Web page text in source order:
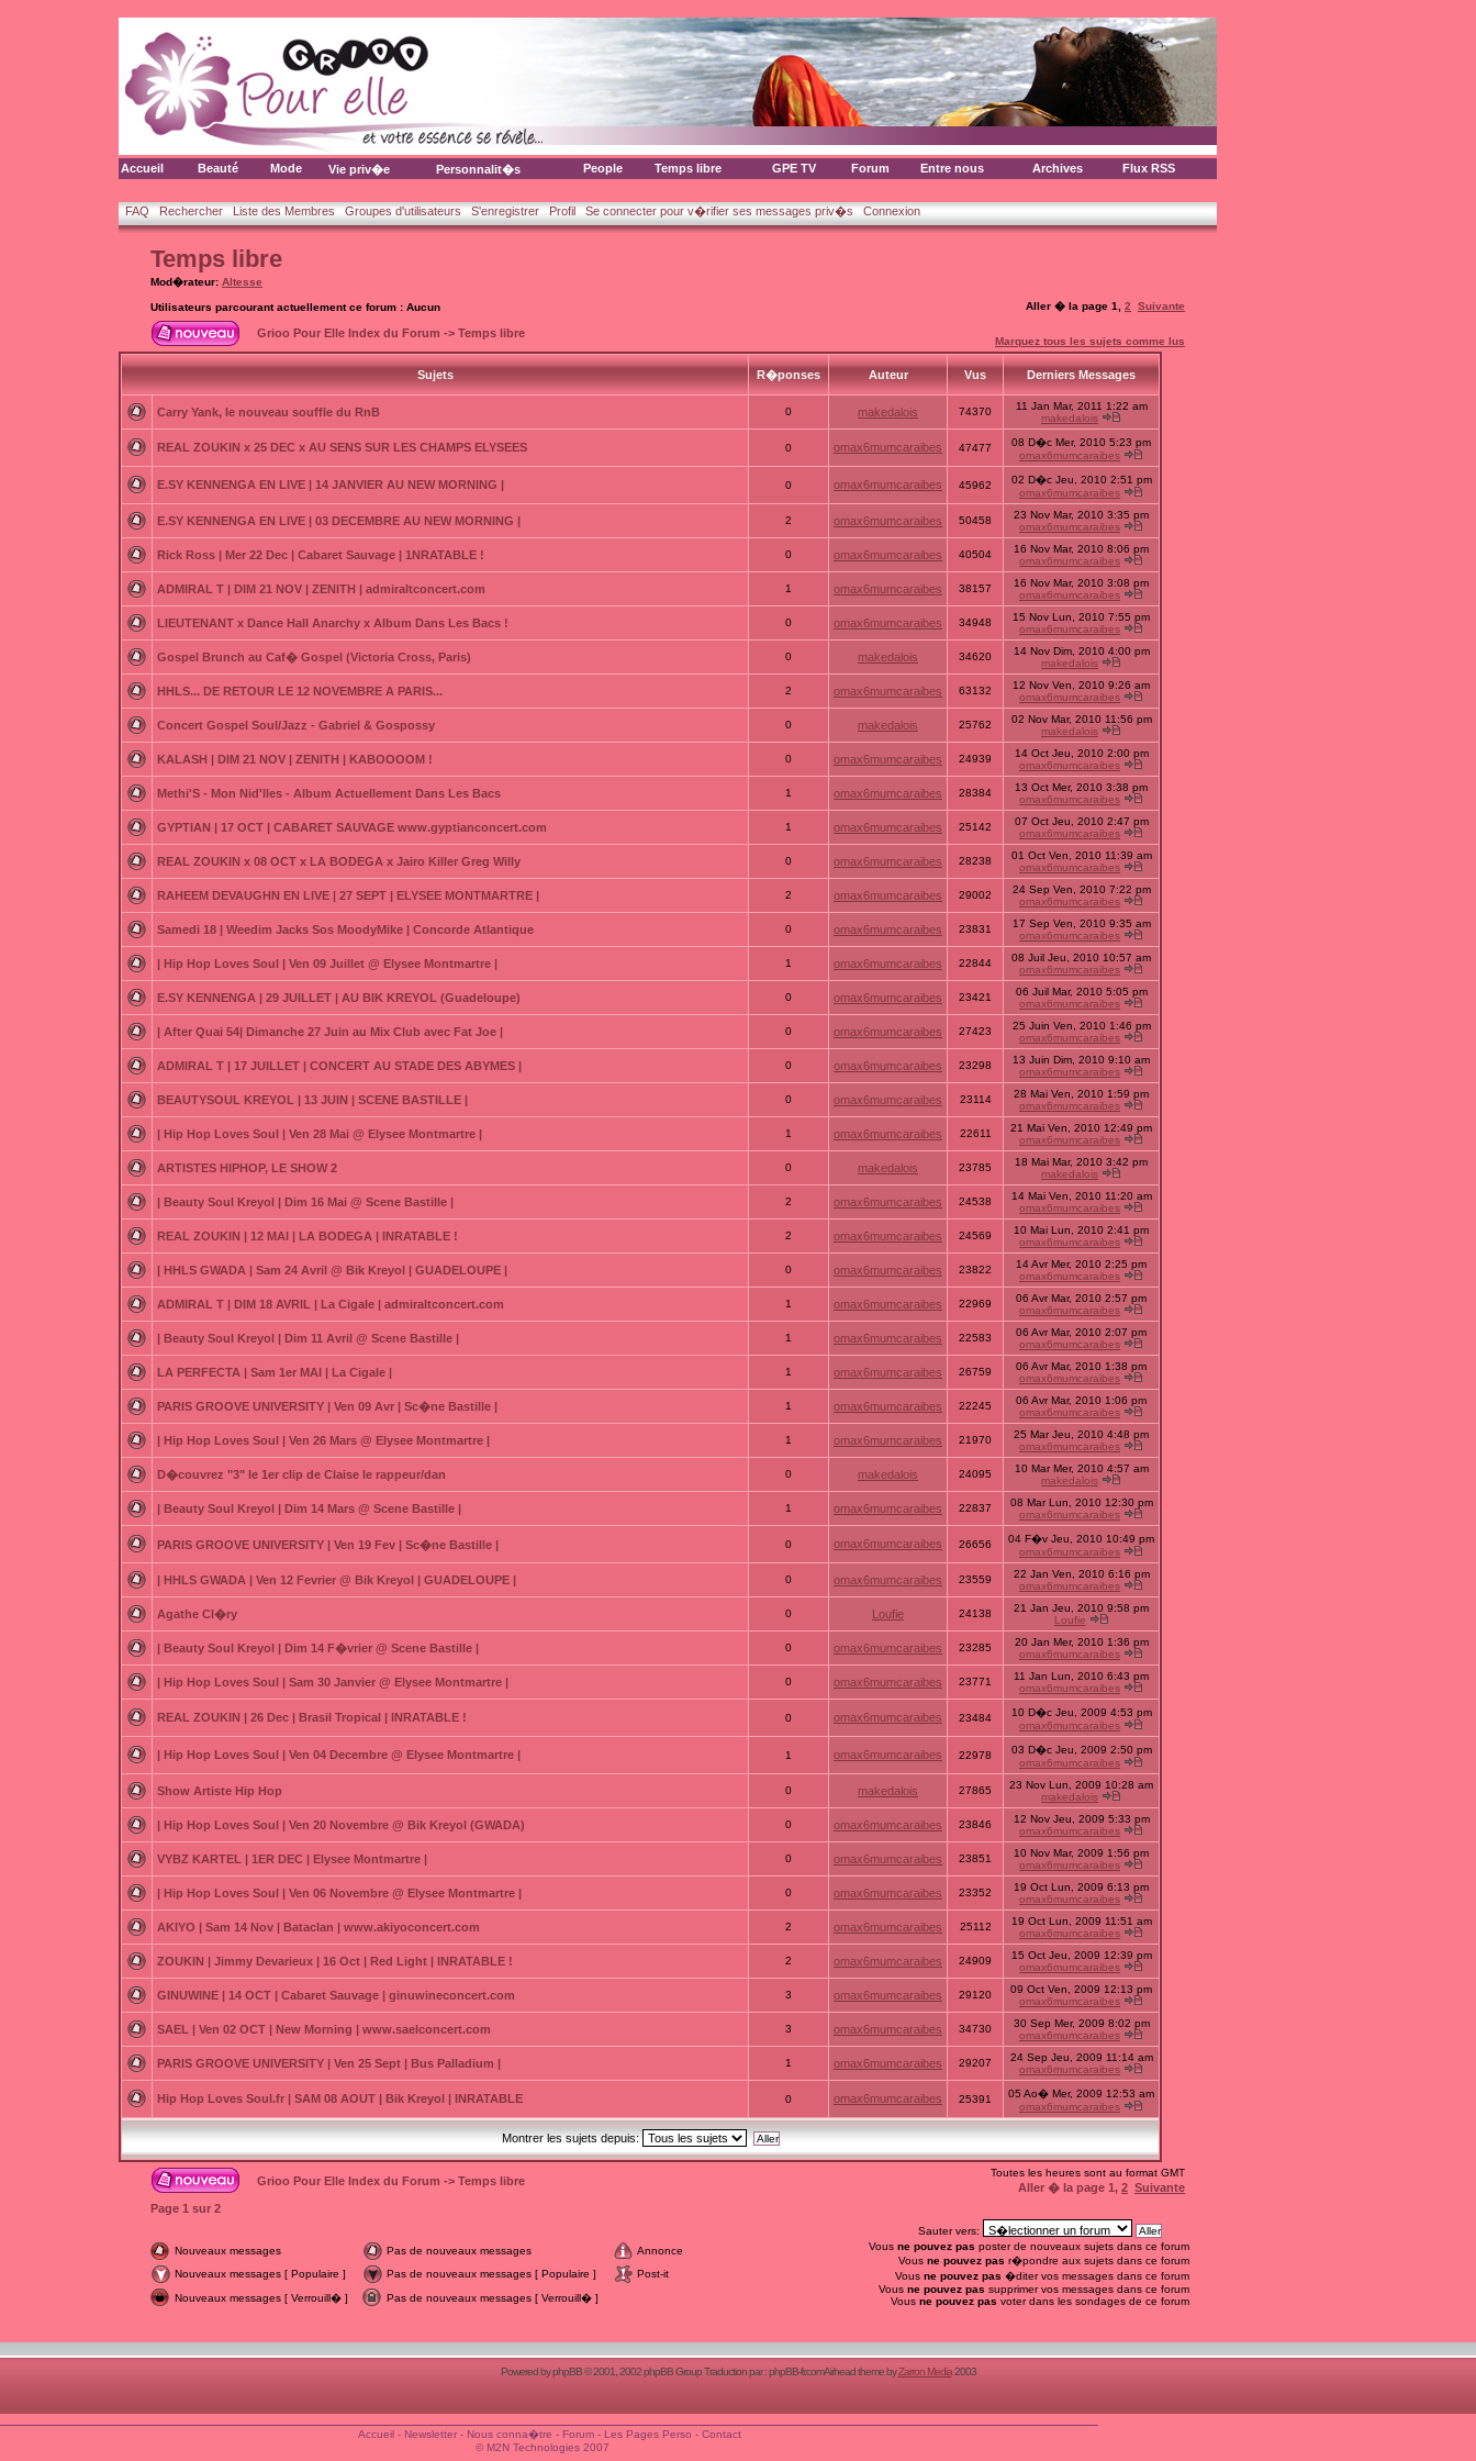
Accueil Beauté Mode Vie priv�e Personnalit�s People Temps libre GPE TV Forum Entre nous Archives Flux RSS
FAQ Rechercher Liste des Membres Groupes d'utilisateurs S'enregistrer Profil Se connecter pour v�rifier ses messages priv�s Connexion
Temps libre
Mod�rateur: Altesse
Utilisateurs parcourant actuellement ce forum : Aucun Aller � la page 1 2 Suivante
Grioo Pour Elle Index du Forum -> Temps libre
Marquez tous les sujets comme lus
Sujets R�ponses Auteur Vus Derniers Messages
Carry Yank, le nouveau souffle du RnB 0 makedalois 74370
11 Jan Mar, 2011 1:22 am
makedalois
REAL ZOUKIN x 25 DEC x AU SENS SUR LES CHAMPS ELYSEES 0 omax6mumcaraibes 47477
08 D�c Mer, 2010 5:23 pm
omax6mumcaraibes
E.SY KENNENGA EN LIVE | 14 JANVIER AU NEW MORNING | 0 omax6mumcaraibes 45962
02 D�c Jeu, 2010 2:51 pm
omax6mumcaraibes
E.SY KENNENGA EN LIVE | 03 DECEMBRE AU NEW MORNING | 2 omax6mumcaraibes 50458
23 Nov Mar, 2010 3:35 pm
omax6mumcaraibes
Rick Ross | Mer 22 Dec | Cabaret Sauvage | 1NRATABLE ! 0 omax6mumcaraibes 40504
16 Nov Mar, 2010 8:06 pm
omax6mumcaraibes
ADMIRAL T | DIM 21 NOV | ZENITH | admiraltconcert.com 1 omax6mumcaraibes 38157
16 Nov Mar, 2010 3:08 pm
omax6mumcaraibes
LIEUTENANT x Dance Hall Anarchy x Album Dans Les Bacs ! 0 omax6mumcaraibes 34948
15 Nov Lun, 2010 7:55 pm
omax6mumcaraibes
Gospel Brunch au Caf� Gospel (Victoria Cross, Paris) 0 makedalois 34620
14 Nov Dim, 2010 4:00 pm
makedalois
HHLS... DE RETOUR LE 12 NOVEMBRE A PARIS... 2 omax6mumcaraibes 63132
12 Nov Ven, 2010 9:26 am
omax6mumcaraibes
Concert Gospel Soul/Jazz - Gabriel & Gospossy 0 makedalois 25762
02 Nov Mar, 2010 11:56 pm
makedalois
KALASH | DIM 21 NOV | ZENITH | KABOOOOM ! 0 omax6mumcaraibes 24939
14 Oct Jeu, 2010 2:00 pm
omax6mumcaraibes
Methi'S - Mon Nid'Iles - Album Actuellement Dans Les Bacs 1 omax6mumcaraibes 28384
13 Oct Mer, 2010 3:38 pm
omax6mumcaraibes
GYPTIAN | 17 OCT | CABARET SAUVAGE www.gyptianconcert.com 1 omax6mumcaraibes 25142
07 Oct Jeu, 2010 2:47 pm
omax6mumcaraibes
REAL ZOUKIN x 08 OCT x LA BODEGA x Jairo Killer Greg Willy 0 omax6mumcaraibes 28238
01 Oct Ven, 2010 11:39 am
omax6mumcaraibes
RAHEEM DEVAUGHN EN LIVE | 27 SEPT | ELYSEE MONTMARTRE | 2 omax6mumcaraibes 29002
24 Sep Ven, 2010 7:22 pm
omax6mumcaraibes
Samedi 18 | Weedim Jacks Sos MoodyMike | Concorde Atlantique 0 omax6mumcaraibes 23831
17 Sep Ven, 2010 9:35 am
omax6mumcaraibes
| Hip Hop Loves Soul | Ven 09 Juillet @ Elysee Montmartre | 1 omax6mumcaraibes 22844
08 Juil Jeu, 2010 10:57 am
omax6mumcaraibes
E.SY KENNENGA | 29 JUILLET | AU BIK KREYOL (Guadeloupe) 0 omax6mumcaraibes 23421
06 Juil Mar, 2010 5:05 pm
omax6mumcaraibes
| After Quai 54| Dimanche 27 Juin au Mix Club avec Fat Joe | 0 omax6mumcaraibes 27423
25 Juin Ven, 2010 1:46 pm
omax6mumcaraibes
ADMIRAL T | 17 JUILLET | CONCERT AU STADE DES ABYMES | 0 omax6mumcaraibes 23298
13 Juin Dim, 2010 9:10 am
omax6mumcaraibes
BEAUTYSOUL KREYOL | 13 JUIN | SCENE BASTILLE | 0 omax6mumcaraibes 23114
28 Mai Ven, 2010 1:59 pm
omax6mumcaraibes
| Hip Hop Loves Soul | Ven 28 Mai @ Elysee Montmartre | 1 omax6mumcaraibes 22611
21 Mai Ven, 2010 12:49 pm
omax6mumcaraibes
ARTISTES HIPHOP, LE SHOW 2 0 makedalois 23785
18 Mai Mar, 2010 3:42 pm
makedalois
| Beauty Soul Kreyol | Dim 16 Mai @ Scene Bastille | 2 omax6mumcaraibes 24538
14 Mai Ven, 2010 11:20 am
omax6mumcaraibes
REAL ZOUKIN | 12 MAI | LA BODEGA | INRATABLE ! 2 omax6mumcaraibes 24569
10 Mai Lun, 2010 2:41 pm
omax6mumcaraibes
| HHLS GWADA | Sam 24 Avril @ Bik Kreyol | GUADELOUPE | 0 omax6mumcaraibes 23822
14 Avr Mer, 2010 2:25 pm
omax6mumcaraibes
ADMIRAL T | DIM 18 AVRIL | La Cigale | admiraltconcert.com 1 omax6mumcaraibes 22969
06 Avr Mar, 2010 2:57 pm
omax6mumcaraibes
| Beauty Soul Kreyol | Dim 11 Avril @ Scene Bastille | 1 omax6mumcaraibes 22583
06 Avr Mar, 2010 2:07 pm
omax6mumcaraibes
LA PERFECTA | Sam 1er MAI | La Cigale | 1 omax6mumcaraibes 26759
06 Avr Mar, 2010 1:38 pm
omax6mumcaraibes
PARIS GROOVE UNIVERSITY | Ven 09 Avr | Sc�ne Bastille | 1 omax6mumcaraibes 22245
06 Avr Mar, 2010 1:06 pm
omax6mumcaraibes
| Hip Hop Loves Soul | Ven 26 Mars @ Elysee Montmartre | 1 omax6mumcaraibes 21970
25 Mar Jeu, 2010 4:48 pm
omax6mumcaraibes
D�couvrez "3" le 1er clip de Claise le rappeur/dan 0 makedalois 24095
10 Mar Mer, 2010 4:57 am
makedalois
| Beauty Soul Kreyol | Dim 14 Mars @ Scene Bastille | 1 omax6mumcaraibes 22837
08 Mar Lun, 2010 12:30 pm
omax6mumcaraibes
PARIS GROOVE UNIVERSITY | Ven 19 Fev | Sc�ne Bastille | 0 omax6mumcaraibes 26656
04 F�v Jeu, 2010 10:49 pm
omax6mumcaraibes
| HHLS GWADA | Ven 12 Fevrier @ Bik Kreyol | GUADELOUPE | 0 omax6mumcaraibes 23559
22 Jan Ven, 2010 6:16 pm
omax6mumcaraibes
Agathe Cl�ry 0 Loufie 24138
21 Jan Jeu, 2010 9:58 pm
Loufie
| Beauty Soul Kreyol | Dim 14 F�vrier @ Scene Bastille | 0 omax6mumcaraibes 23285
20 Jan Mer, 2010 1:36 pm
omax6mumcaraibes
| Hip Hop Loves Soul | Sam 30 Janvier @ Elysee Montmartre | 0 omax6mumcaraibes 23771
11 Jan Lun, 2010 6:43 pm
omax6mumcaraibes
REAL ZOUKIN | 26 Dec | Brasil Tropical | INRATABLE ! 0 omax6mumcaraibes 23484
10 D�c Jeu, 2009 4:53 pm
omax6mumcaraibes
| Hip Hop Loves Soul | Ven 04 Decembre @ Elysee Montmartre | 1 omax6mumcaraibes 22978
03 D�c Jeu, 2009 2:50 pm
omax6mumcaraibes
Show Artiste Hip Hop 0 makedalois 27865
23 Nov Lun, 2009 10:28 am
makedalois
| Hip Hop Loves Soul | Ven 20 Novembre @ Bik Kreyol (GWADA) 0 omax6mumcaraibes 23846
12 Nov Jeu, 2009 5:33 pm
omax6mumcaraibes
VYBZ KARTEL | 1ER DEC | Elysee Montmartre | 0 omax6mumcaraibes 23851
10 Nov Mar, 2009 1:56 pm
omax6mumcaraibes
| Hip Hop Loves Soul | Ven 06 Novembre @ Elysee Montmartre | 0 omax6mumcaraibes 23352
19 Oct Lun, 2009 6:13 pm
omax6mumcaraibes
AKIYO | Sam 14 Nov | Bataclan | www.akiyoconcert.com 2 omax6mumcaraibes 25112
19 Oct Lun, 2009 11:51 am
omax6mumcaraibes
ZOUKIN | Jimmy Devarieux | 16 Oct | Red Light | INRATABLE ! 2 omax6mumcaraibes 24909
15 Oct Jeu, 2009 12:39 pm
omax6mumcaraibes
GINUWINE | 14 OCT | Cabaret Sauvage | ginuwineconcert.com 3 omax6mumcaraibes 29120
09 Oct Ven, 2009 12:13 pm
omax6mumcaraibes
SAEL | Ven 02 OCT | New Morning | www.saelconcert.com 3 omax6mumcaraibes 34730
30 Sep Mer, 2009 8:02 pm
omax6mumcaraibes
PARIS GROOVE UNIVERSITY | Ven 25 Sept | Bus Palladium | 1 omax6mumcaraibes 29207
24 Sep Jeu, 2009 11:14 am
omax6mumcaraibes
Hip Hop Loves Soul.fr | SAM 08 AOUT | Bik Kreyol | INRATABLE 0 omax6mumcaraibes 25391
05 Ao� Mer, 2009 12:53 am
omax6mumcaraibes
Montrer les sujets depuis:
Grioo Pour Elle Index du Forum -> Temps libre
Toutes les heures sont au format GMT
Aller � la page 1, 2 Suivante
Page 1 sur 2
Sauter vers:
Nouveaux messages
Pas de nouveaux messages
Annonce
Nouveaux messages [ Populaire ]
Pas de nouveaux messages [ Populaire ]
Post-it
Nouveaux messages [ Verrouill� ]
Pas de nouveaux messages [ Verrouill� ]
Vous ne pouvez pas poster de nouveaux sujets dans ce forum
Vous ne pouvez pas r�pondre aux sujets dans ce forum
Vous ne pouvez pas �diter vos messages dans ce forum
Vous ne pouvez pas supprimer vos messages dans ce forum
Vous ne pouvez pas voter dans les sondages de ce forum
Powered byphpBB© 2001, 2002 phpBB Group Traduction par :phpBB-fr.comAirhead theme byZarron Media2003
Accueil- Newsletter- Nous conna�tre - Forum- Les Pages Perso - Contact
© M2N Technologies 2007